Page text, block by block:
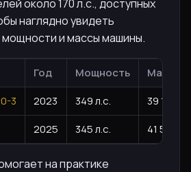
около 170 л.с., доступных
наглядно увидеть
и массы машины.
Год Мощность
Масса
3
2023 349 л.с.
39 150 кг
2025 345 л.с. 41 500 кг
на практике